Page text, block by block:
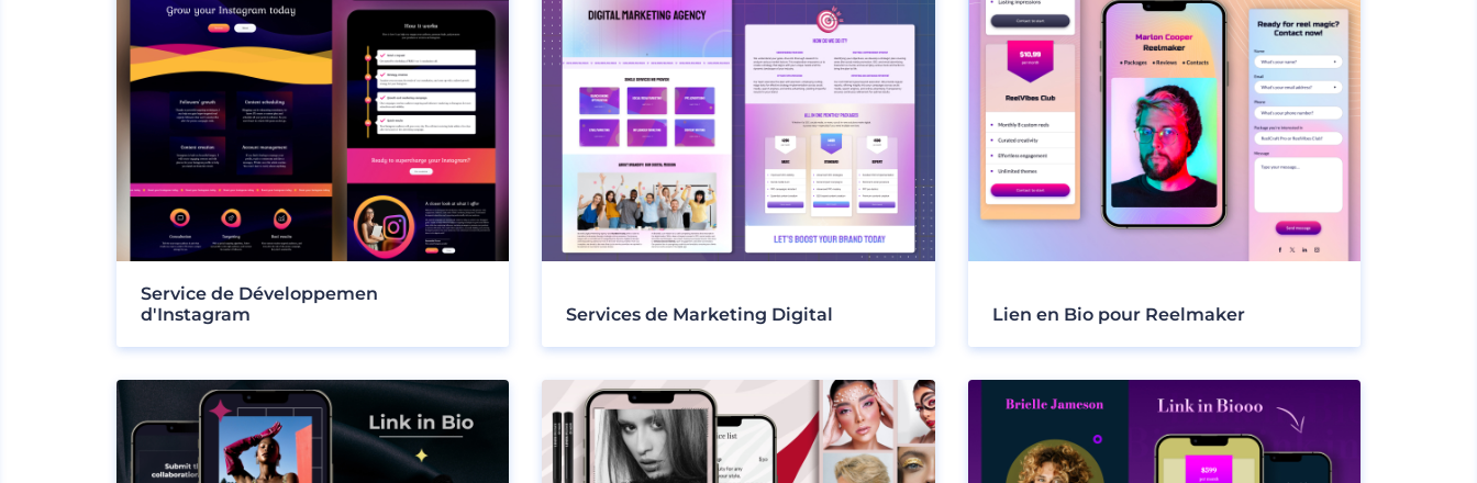
Service de Développemen
d'Instagram
Services de Marketing Digital Lien en Bio pour Reelmaker